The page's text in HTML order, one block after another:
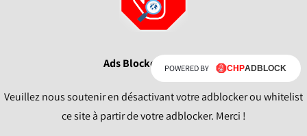
Ads Blocker Detecté !
Veuillez nous soutenir en désactivant votre adblocker ou whitelist
ce site à partir de votre adblocker. Merci !
POWERED BY